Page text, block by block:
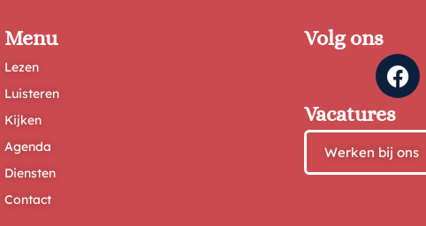
Menu
Lezen
Luisteren
Kijken
Agenda
Diensten
Contact
Volg ons
Vacatures
Werken bij ons